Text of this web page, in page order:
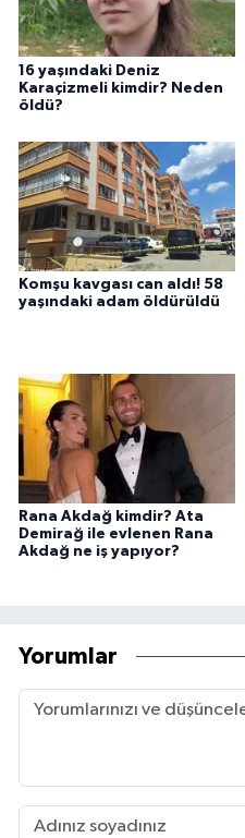
16 yaşındaki Deniz
Karaçizmeli kimdir? Neden
öldü?
Komşu kavgası can aldı! 58
yaşındaki adam öldürüldü
Rana Akdağ kimdir? Ata
Demirağ ile evlenen Rana
Akdağ ne iş yapıyor?
Yorumlar